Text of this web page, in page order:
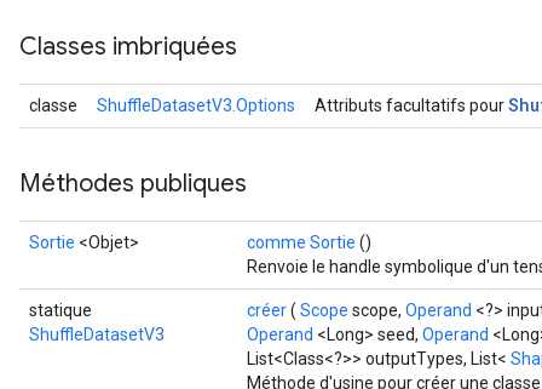
Classes imbriquées
classe ShuffleDatasetV3.Options Attributs facultatifs pour
Méthodes publiques
Sortie <Objet> comme Sortie ()
Renvoie le handle symbolique d'un
statique
ShuffleDatasetV3
créer( Scope scope, Operand <?>
Operand <Long> seed, Operand
List<Class<?>> outputTypes, List<
Méthode d'usine pour créer une